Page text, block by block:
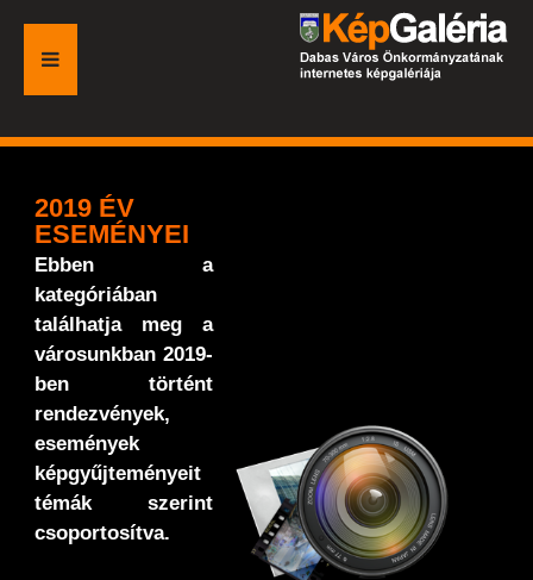
FŐOLDAL
GALÉRIA
ESEMÉNYEK
VÁROSI HONLAP
2019 ÉV
ESEMÉNYEI
Ebben a
kategóriában
találhatja meg a
városunkban 2019-
ben történt
rendezvények,
események
képgyűjteményeit
témák szerint
csoportosítva.